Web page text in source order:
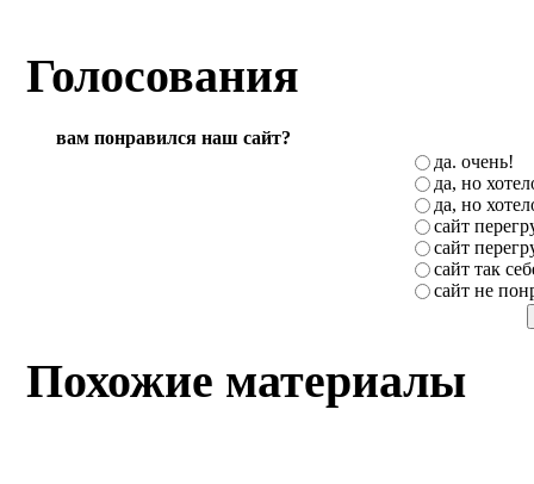
Голосования
вам понравился наш сайт?
да. очень!
да, но
да, но
сайт
сайт
сайт так
сайт не
Похожие материалы